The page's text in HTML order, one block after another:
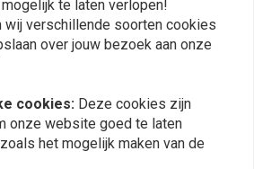
Stevig platform voor meer stabiliteit en
afwerking verhoogt de tractie voor
elke bocht.
aluminium constructie voor
(0 beoordelingen)
te laten verlopen!
wij verschillende soorten cookies
over jouw bezoek aan onze
cookies: Deze cookies zijn
onze website goed te laten
het mogelijk maken van de